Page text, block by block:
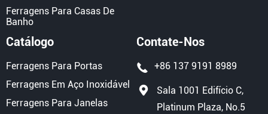
Ferragens Para Casas De
Banho
Catálogo
Ferragens Para Portas
Ferragens Em Aço Inoxidável
Ferragens Para Janelas
Contate-Nos
+86 137 9191 8989
Sala 1001 Edifício C,
Platinum Plaza, No.5